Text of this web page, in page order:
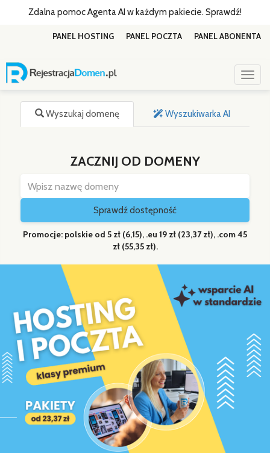
Zdalna pomoc Agenta AI w każdym pakiecie. Sprawdź!
PANEL ABONENTA
PANEL POCZTA
PANEL HOSTING
Wyszukaj domenę Wyszukiwarka AI
ZACZNIJ OD DOMENY
Sprawdź dostępność
Promocje: polskie od 5 zł (6,15), .eu 19 zł (23,37 zł), .com 45
zł (55,35 zł).